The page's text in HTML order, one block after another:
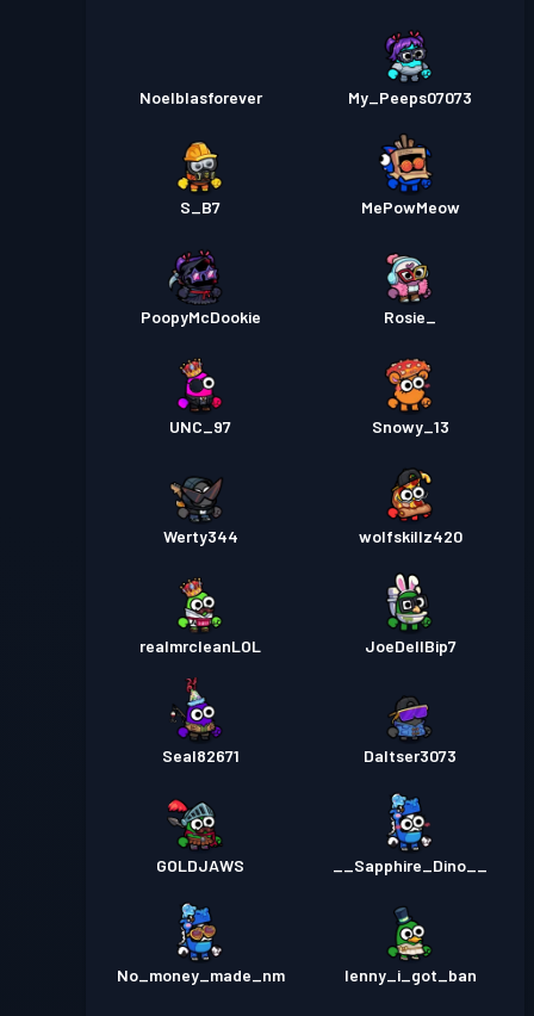
Noelblasforever My_Peeps07073
S_B7 MePowMeow
PoopyMcDookie Rosie_
UNC_97 Snowy_13
Werty344 wolfskillz420
realmrcleanLOL JoeDellBip7
Seal82671 Daltser3073
GOLDJAWS __Sapphire_Dino__
No_money_made_nm lenny_i_got_ban